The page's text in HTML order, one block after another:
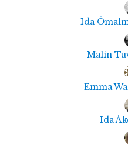
Ida
Malin
Emma
Ida